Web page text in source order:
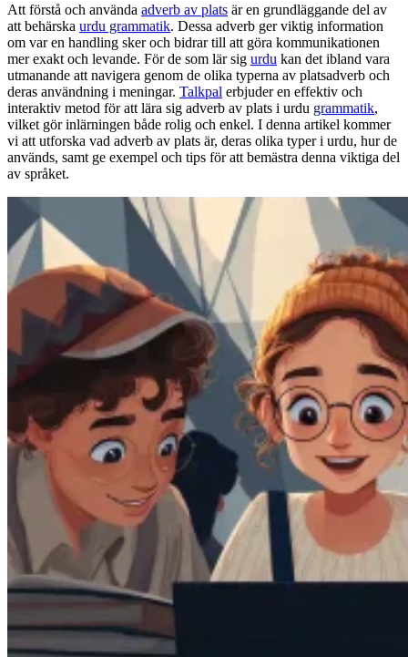
Att förstå och använda adverb av plats är en grundläggande del av
att behärska urdu grammatik. Dessa adverb ger viktig information
om var en handling sker och bidrar till att göra kommunikationen
mer exakt och levande. För de som lär sig urdu kan det ibland vara
utmanande att navigera genom de olika typerna av platsadverb och
deras användning i meningar. Talkpal erbjuder en effektiv och
interaktiv metod för att lära sig adverb av plats i urdu grammatik,
vilket gör inlärningen både rolig och enkel. I denna artikel kommer
vi att utforska vad adverb av plats är, deras olika typer i urdu, hur de
används, samt ge exempel och tips för att bemästra denna viktiga del
av språket.